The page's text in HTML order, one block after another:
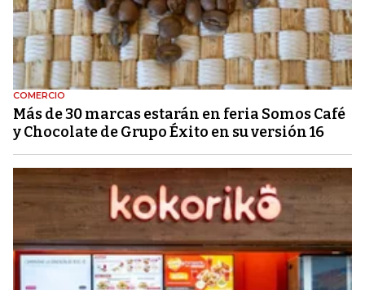
COMERCIO
Más de 30 marcas estarán en feria Somos Café
y Chocolate de Grupo Éxito en su versión 16